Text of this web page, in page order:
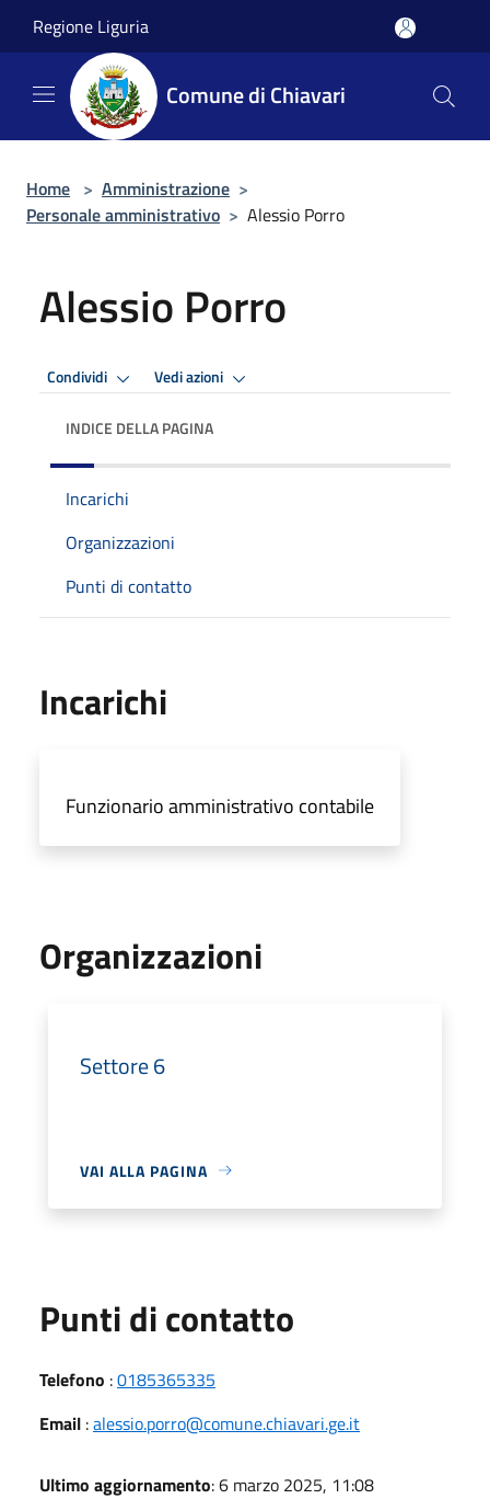
Regione Liguria
Comune di Chiavari
Home > Amministrazione >
Personale amministrativo > Alessio Porro
Alessio Porro
Condividi Vedi azioni
INDICE DELLA PAGINA
Incarichi
Organizzazioni
Punti di contatto
Incarichi
Funzionario amministrativo contabile
Organizzazioni
Settore 6
VAI ALLA PAGINA
Punti di contatto
Telefono :0185365335
Email :alessio.porro@comune.chiavari.ge.it
Ultimo aggiornamento: 6 marzo 2025, 11:08